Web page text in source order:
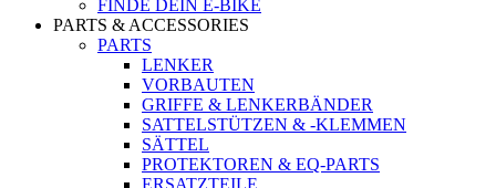
FINDE DEIN E-BIKE
PARTS & ACCESSORIES
PARTS
LENKER
VORBAUTEN
GRIFFE & LENKERBÄNDER
SATTELSTÜTZEN & -KLEMMEN
SÄTTEL
PROTEKTOREN & EQ-PARTS
ERSATZTEILE